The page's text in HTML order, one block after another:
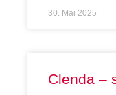
30. Mai 2025
Clenda –